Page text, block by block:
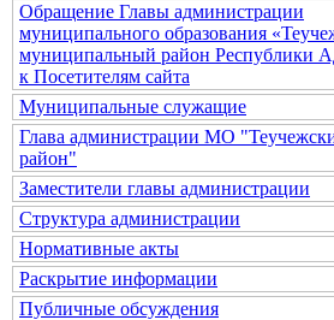
Обращение Главы администрации
муниципального образования
муниципальный район Республики
к Посетителям сайта
Муниципальные служащие
Глава администрации МО
район"
Заместители главы администрации
Структура администрации
Нормативные акты
Раскрытие информации
Публичные обсуждения